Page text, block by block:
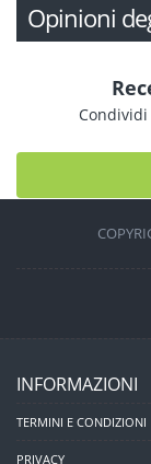
Opinioni
INFORMAZIONI
TERMINI E CONDIZIONI
PRIVACY